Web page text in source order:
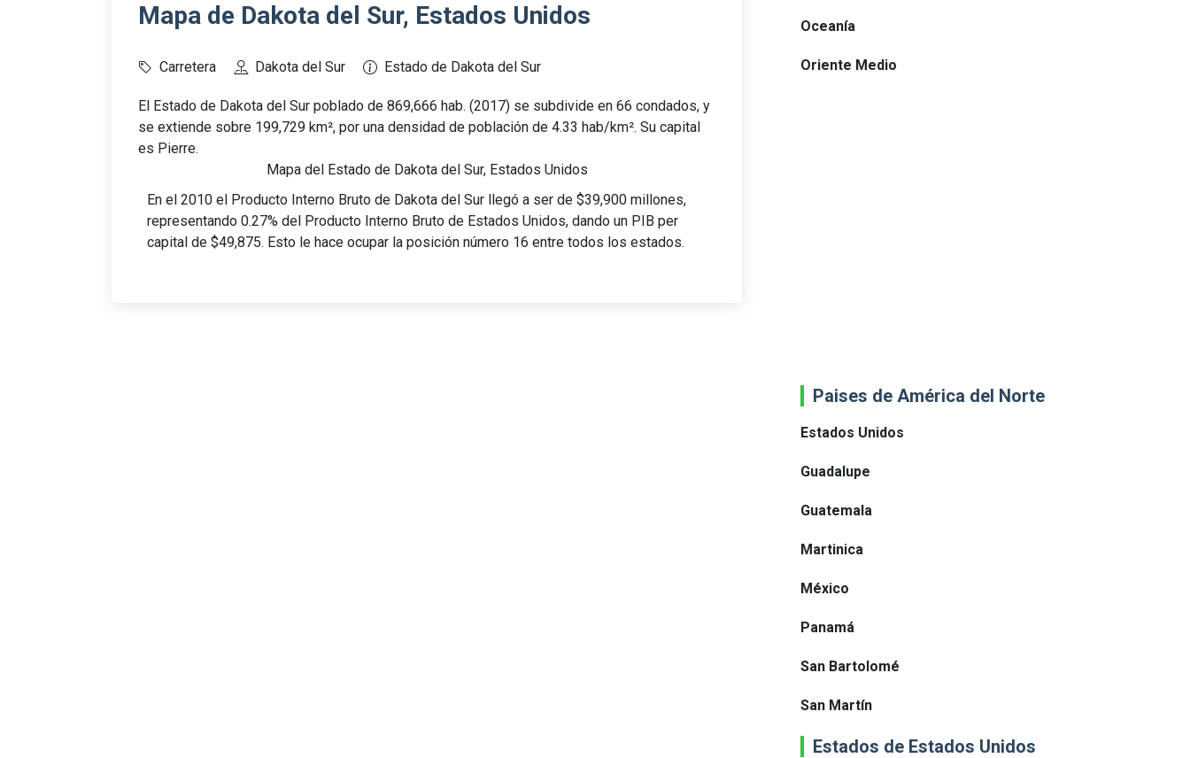
Mapa de Dakota del Sur, Estados Unidos
Carretera Dakota del Sur Estado de Dakota del Sur
El Estado de Dakota del Sur poblado de 869,666 hab. (2017) se subdivide en 66 condados, y
se extiende sobre 199,729 km², por una densidad de población de 4.33 hab/km². Su capital
es Pierre.
Mapa del Estado de Dakota del Sur, Estados Unidos
En el 2010 el Producto Interno Bruto de Dakota del Sur llegó a ser de $39,900 millones,
representando 0.27% del Producto Interno Bruto de Estados Unidos, dando un PIB per
capital de $49,875. Esto le hace ocupar la posición número 16 entre todos los estados.
Oceanía
Oriente Medio
Paises de América del Norte
Estados Unidos
Guadalupe
Guatemala
Martinica
México
Panamá
San Bartolomé
San Martín
Estados de Estados Unidos